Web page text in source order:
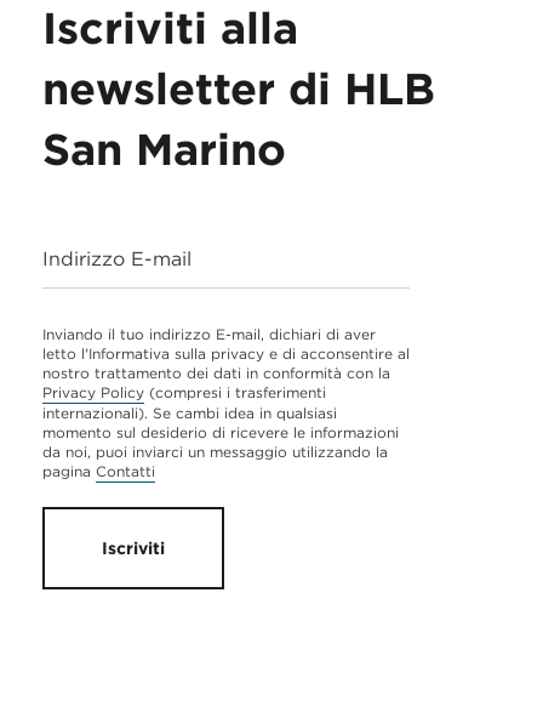
Iscriviti alla
newsletter di HLB
San Marino
Indirizzo E-mail
Inviando il tuo indirizzo E-mail, dichiari di aver
letto l'Informativa sulla privacy e di acconsentire al
nostro trattamento dei dati in conformità con la
Privacy Policy (compresi i trasferimenti
internazionali). Se cambi idea in qualsiasi
momento sul desiderio di ricevere le informazioni
da noi, puoi inviarci un messaggio utilizzando la
pagina Contatti
Iscriviti